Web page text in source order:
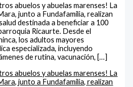
abuelos y abuelas marenses! La
junto a Fundafamilia, realizan
destinada a beneficiar a 100
Ricaurte. Desde el
los adultos mayores
especializada, incluyendo
de rutina, vacunación, […]
abuelos y abuelas marenses! La
junto a Fundafamilia, realizan